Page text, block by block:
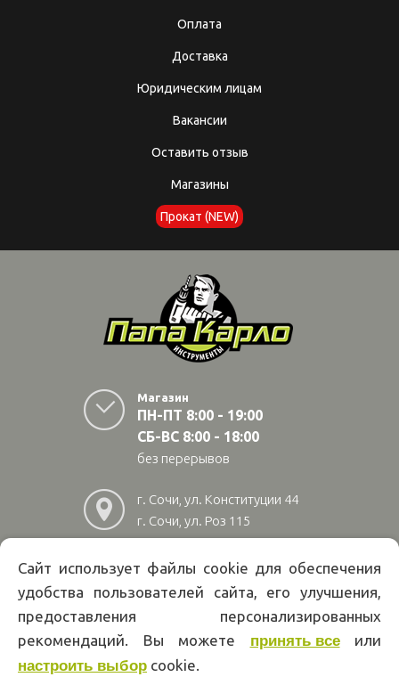
Оплата
Доставка
Юридическим лицам
Вакансии
Оставить отзыв
Магазины
Прокат (NEW)
Магазин
ПН-ПТ 8:00 - 19:00
СБ-ВС 8:00 - 18:00
без перерывов
г. Сочи, ул. Конституции 44
г. Сочи, ул. Роз 115
г. Адлер, ул Авиационная
28/10
222 02 01
офертой. Указанные цены действуют только при оформлении заказа
через интернет-магазин papakarlotools.ru.
Сайт использует файлы cookie для обеспечения
удобства пользователей сайта, его улучшения,
предоставления персонализированных
рекомендаций. Вы можете принять всеили
настроить выбор cookie.